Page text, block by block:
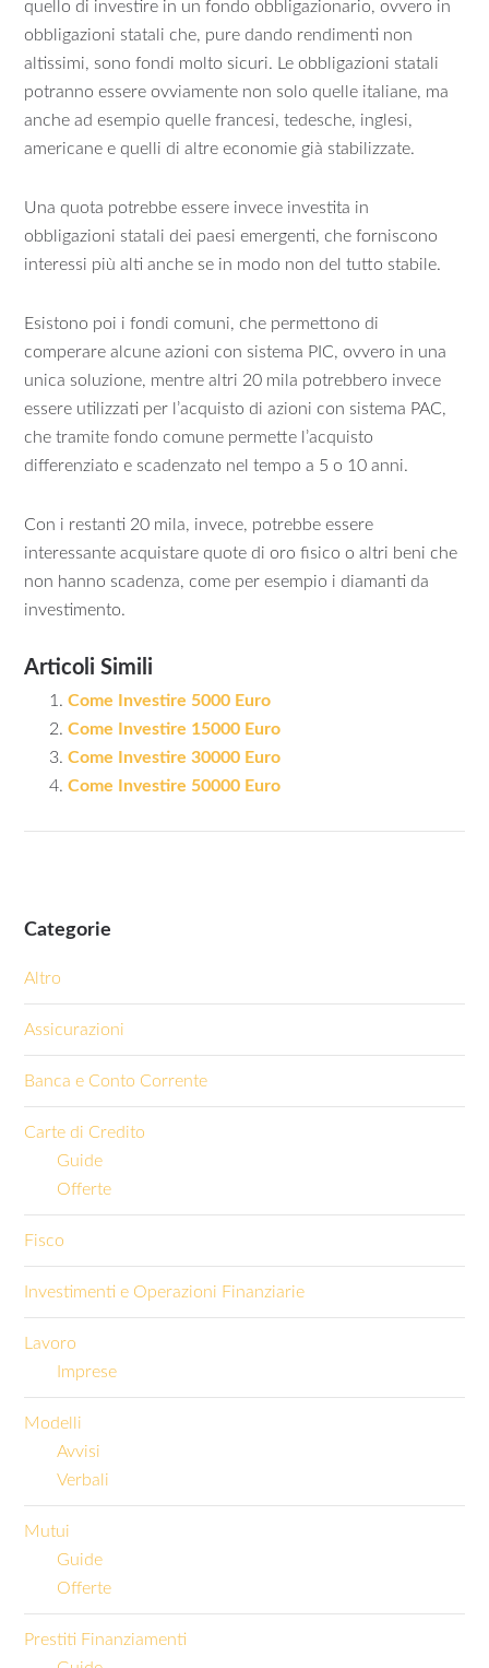
quello di investire in un fondo obbligazionario, ovvero in
obbligazioni statali che, pure dando rendimenti non
altissimi, sono fondi molto sicuri. Le obbligazioni statali
potranno essere ovviamente non solo quelle italiane, ma
anche ad esempio quelle francesi, tedesche, inglesi,
americane e quelli di altre economie già stabilizzate.
Una quota potrebbe essere invece investita in
obbligazioni statali dei paesi emergenti, che forniscono
interessi più alti anche se in modo non del tutto stabile.
Esistono poi i fondi comuni, che permettono di
comperare alcune azioni con sistema PIC, ovvero in una
unica soluzione, mentre altri 20 mila potrebbero invece
essere utilizzati per l’acquisto di azioni con sistema PAC,
che tramite fondo comune permette l’acquisto
differenziato e scadenzato nel tempo a 5 o 10 anni.
Con i restanti 20 mila, invece, potrebbe essere
interessante acquistare quote di oro fisico o altri beni che
non hanno scadenza, come per esempio i diamanti da
investimento.
Articoli Simili
Come Investire 5000 Euro
Come Investire 15000 Euro
Come Investire 30000 Euro
Come Investire 50000 Euro
Categorie
Altro
Assicurazioni
Banca e Conto Corrente
Carte di Credito
Guide
Offerte
Fisco
Investimenti e Operazioni Finanziarie
Lavoro
Imprese
Modelli
Avvisi
Verbali
Mutui
Guide
Offerte
Prestiti Finanziamenti